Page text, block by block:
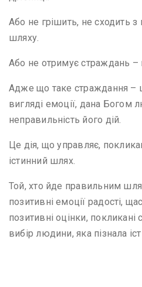
Або не грішить, не сходить з
шляху.
Або не отримує страждань –
Адже що таке страждання –
вигляді емоції, дана Богом
неправильність його дій.
Це дія, що управляє,
істинний шлях.
Той, хто йде правильним
позитивні емоції радості,
позитивні оцінки,
вибір людини, яка пізнала